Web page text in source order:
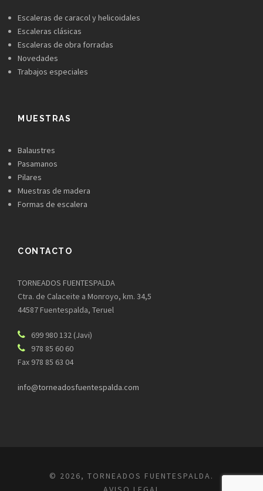
Escaleras de caracol y helicoidales
Escaleras clásicas
Escaleras de obra forradas
Novedades
Trabajos especiales
MUESTRAS
Balaustres
Pasamanos
Pilares
Muestras de madera
Formas de escalera
CONTACTO
TORNEADOS FUENTESPALDA
Ctra. de Calaceite a Monroyo, km. 34,5
44587 Fuentespalda, Teruel
699 980 132 (Javi)
978 85 60 60
Fax 978 85 63 04
info@torneadosfuentespalda.com
© 2026, TORNEADOS FUENTESPALDA.